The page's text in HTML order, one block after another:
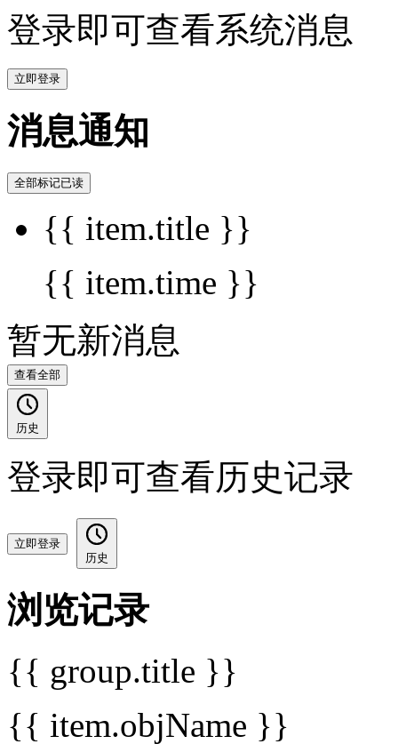
登录即可查看系统消息
立即登录
消息通知
全部标记已读
{{ item.title }}
{{ item.time }}
暂无新消息
查看全部
历史
登录即可查看历史记录
立即登录
历史
浏览记录
{{ group.title }}
{{ item.objName }}